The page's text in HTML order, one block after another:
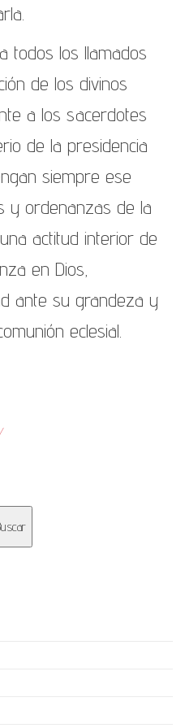
todos los llamados
de los divinos
a los sacerdotes
de la presidencia
siempre ese
y ordenanzas de la
actitud interior de
en Dios,
ante su grandeza y
eclesial.